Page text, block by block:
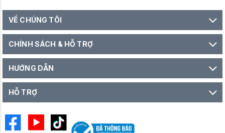
VỀ CHÚNG TÔI
CHÍNH SÁCH & HỖ TRỢ
HƯỚNG DẪN
HỖ TRỢ